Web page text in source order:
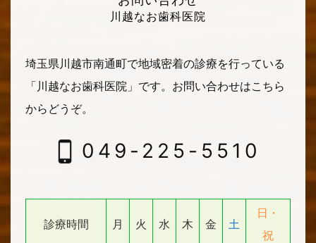
川越なお歯科医院
埼玉県川越市南通町で地域密着の診療を行っている
「川越なお歯科医院」です。 お問い合わせはこちら
からどうぞ。
049-225-5510
診療時間 月 火 水 木 金 土
日・
祝